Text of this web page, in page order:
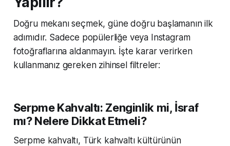
Doğru mekanı seçmek, güne doğru başlamanın ilk
adımıdır. Sadece popülerliğe veya Instagram
fotoğraflarına aldanmayın. İşte karar verirken
kullanmanız gereken zihinsel filtreler:
Serpme Kahvaltı: Zenginlik mi, İsraf
mı? Nelere Dikkat Etmeli?
Serpme kahvaltı, Türk kahvaltı kültürünün